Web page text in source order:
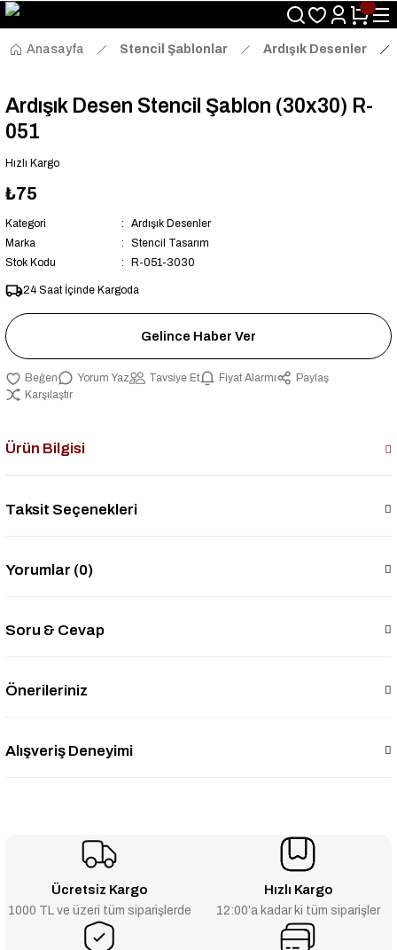
Size Özel "HG10" Kodu ile Sepette Hemen %10 İndirim Fırsatını
Kaçırmayın!
Anasayfa
Stencil Şablonlar Ardışık Desenler
Ardışık Desen Stencil Şablon (30x30) R-
051
Hızlı Kargo
₺75
Kategori
Ardışık Desenler
Marka
Stencil Tasarım
Stok Kodu
R-051-3030
24 Saat İçinde Kargoda
Gelince Haber Ver
Yorum Yaz Tavsiye Et Fiyat Alarmı
Paylaş
Karşılaştır
Ürün Bilgisi
Taksit Seçenekleri
Yorumlar (0)
Soru & Cevap
Önerileriniz
Alışveriş Deneyimi
Ücretsiz Kargo
1000 TL ve üzeri tüm siparişlerde
Hızlı Kargo
12:00’a kadar ki tüm siparişler